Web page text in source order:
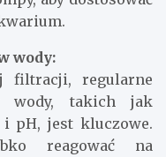
wody:
filtracji, regularne
wody, takich jak
pH, jest kluczowe.
reagować na